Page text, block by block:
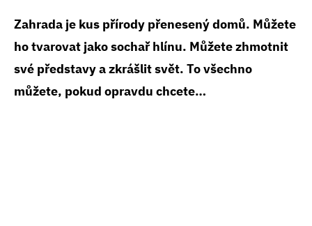
Zahrada je kus přírody přenesený domů. Můžete
ho tvarovat jako sochař hlínu. Můžete zhmotnit
své představy a zkrášlit svět. To všechno
můžete, pokud opravdu chcete…